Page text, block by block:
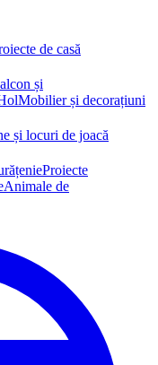
de casă
și
Mobilier și decorațiuni
și locuri de joacă
Proiecte
Animale de